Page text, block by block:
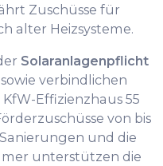
Zuschüsse für
alter Heizsysteme.
Solaranlagenpflicht
sowie verbindlichen
Effizienzhaus 55
von bis
und die
unterstützen die